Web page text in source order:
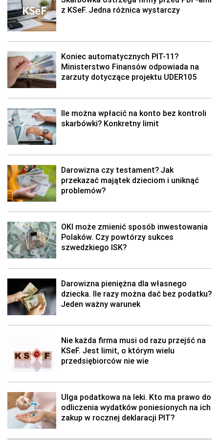
z KSeF. Jedna różnica wystarczy
Koniec automatycznych PIT-11?
Ministerstwo Finansów odpowiada na
zarzuty dotyczące projektu UDER105
Ile można wpłacić na konto bez kontroli
skarbówki? Konkretny limit
Darowizna czy testament? Jak
przekazać majątek dzieciom i uniknąć
problemów?
OKI może zmienić sposób inwestowania
Polaków. Czy powtórzy sukces
szwedzkiego ISK?
Darowizna pieniężna dla własnego
dziecka. Ile razy można dać bez podatku?
Jeden ważny warunek
Nie każda firma musi od razu przejść na
KSeF. Jest limit, o którym wielu
przedsiębiorców nie wie
Ulga podatkowa na leki. Kto ma prawo do
odliczenia wydatków poniesionych na ich
zakup w rocznej deklaracji PIT?